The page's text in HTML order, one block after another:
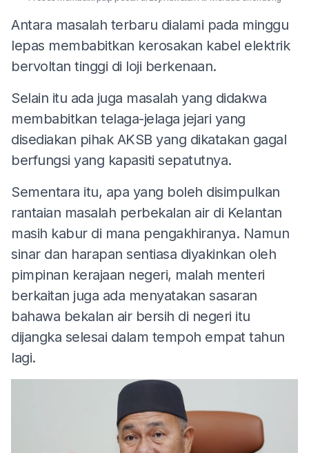
Antara masalah terbaru dialami pada minggu
lepas membabitkan kerosakan kabel elektrik
bervoltan tinggi di loji berkenaan.
Selain itu ada juga masalah yang didakwa
membabitkan telaga-jelaga jejari yang
disediakan pihak AKSB yang dikatakan gagal
berfungsi yang kapasiti sepatutnya.
Sementara itu, apa yang boleh disimpulkan
rantaian masalah perbekalan air di Kelantan
masih kabur di mana pengakhiranya. Namun
sinar dan harapan sentiasa diyakinkan oleh
pimpinan kerajaan negeri, malah menteri
berkaitan juga ada menyatakan sasaran
bahawa bekalan air bersih di negeri itu
dijangka selesai dalam tempoh empat tahun
lagi.